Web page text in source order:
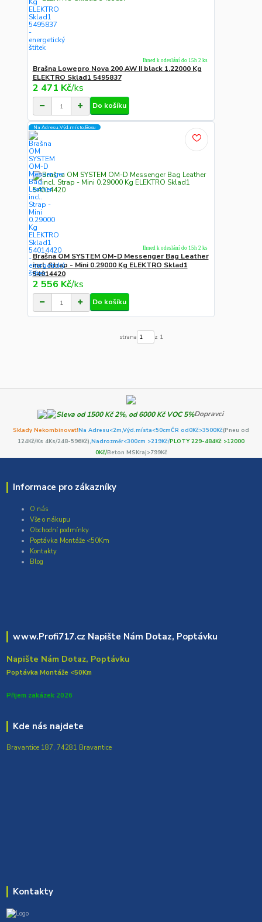
Brašna Lowepro Nova 200 AW II black 1.22000 Kg
ELEKTRO Sklad1 5495837
2 471 Kč/ks
Ihned k odeslání do 15h 2 ks
Do košíku
Na Adresu,Výd.místo,Boxu
Brašna OM SYSTEM OM-D Messenger Bag Leather
incl. Strap - Mini 0.29000 Kg ELEKTRO Sklad1
54014420
2 556 Kč/ks
Ihned k odeslání do 15h 2 ks
Do košíku
strana z 1
Dopravci
Sklady Nekombinovat!Na Adresu<2m, Výd.místa<50cmČR od0Kč>3500Kč(Pneu od
124Kč/Ks 4Ks/248-596Kč) ,Nadrozměr<300cm >219Kč/PLOTY 229-484Kč >12000
0Kč/Beton MSKraj>799Kč
Informace pro zákazníky
O nás
Vše o nákupu
Obchodní podmínky
Poptávka Montáže <50Km
Kontakty
Blog
www.Profi717.cz Napište Nám Dotaz, Poptávku
Napište Nám Dotaz, Poptávku
Poptávka Montáže <50Km
Přijem zakázek 2026
Kde nás najdete
Bravantice 187, 74281 Bravantice
Kontakty